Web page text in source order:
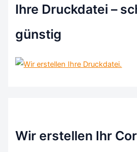
Ihre Druckdatei –
günstig
Wir erstellen Ihr